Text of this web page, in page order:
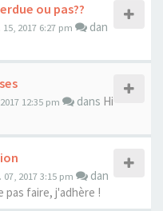
ou pas??
2017 6:27 pm
dan
12:35 pm dans Hi
2017 3:15 pm
dan
pas faire, j'adhère !